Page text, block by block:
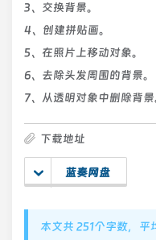
3、交换背景。
4、创建拼贴画。
5、在照片上移动对象。
6、去除头发周围的背景。
7、从透明对象中删除背景
下载地址
蓝奏网盘
本文共 251个字数，